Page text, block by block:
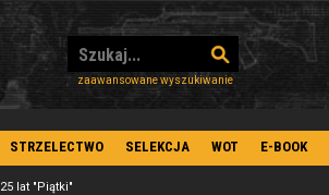
zaawansowane wyszukiwanie
STRZELECTWO SELEKCJA WOT E-BOOK
25 lat "Piątki"